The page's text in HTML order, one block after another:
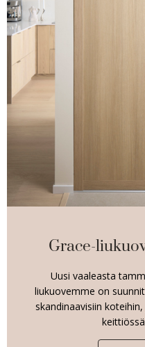
Grace-
Uusi vaaleasta
liukuovemme on
skandinaavisiin